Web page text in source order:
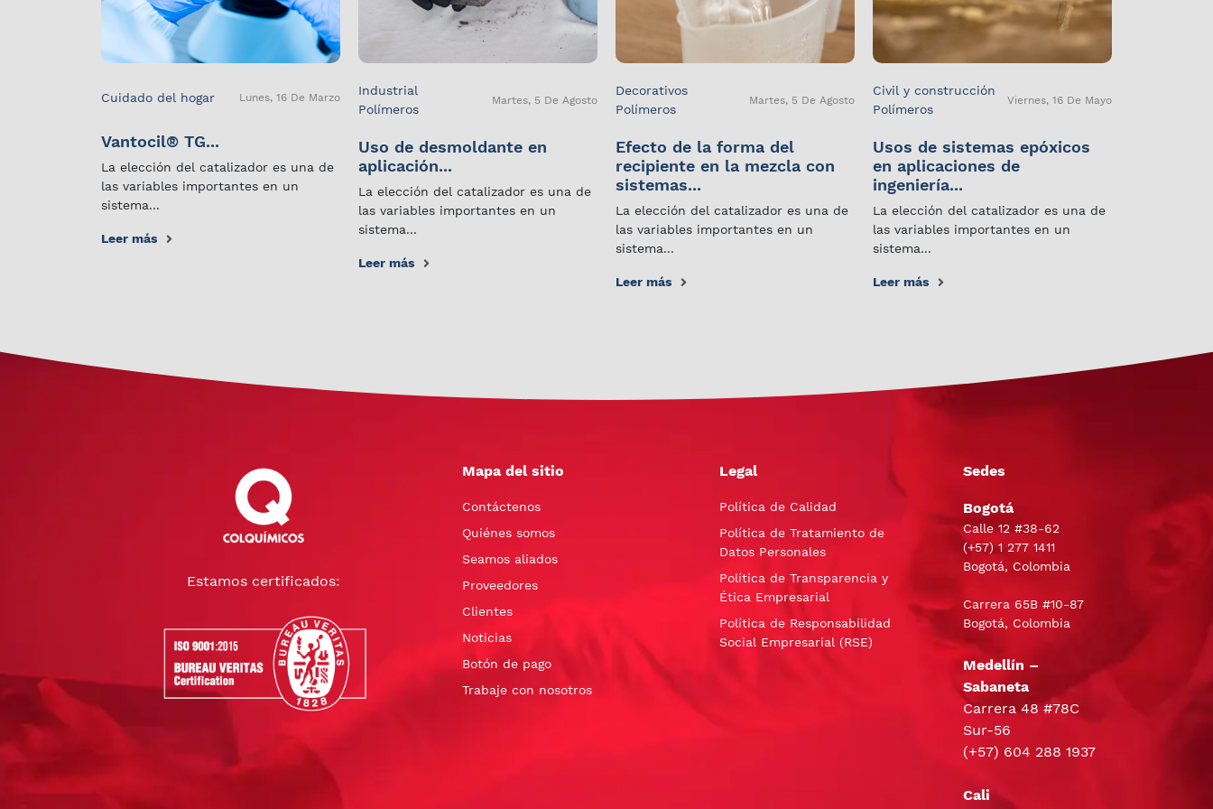
Cuidado del hogar Lunes, 16 De Marzo
Vantocil® TG...
La elección del catalizador es una de
las variables importantes en un
sistema...
Leer más
Industrial
Polímeros
Martes, 5 De Agosto
Uso de desmoldante en
aplicación...
La elección del catalizador es una de
las variables importantes en un
sistema...
Leer más
Decorativos
Polímeros
Martes, 5 De Agosto
Efecto de la forma del
recipiente en la mezcla con
sistemas...
La elección del catalizador es una de
las variables importantes en un
sistema...
Leer más
Civil y construcción
Polímeros
Viernes, 16 De Mayo
Usos de sistemas epóxicos
en aplicaciones de
ingeniería...
La elección del catalizador es una de
las variables importantes en un
sistema...
Leer más
Estamos certificados:
Mapa del sitio
Contáctenos
Quiénes somos
Seamos aliados
Proveedores
Clientes
Noticias
Botón de pago
Trabaje con nosotros
Legal
Política de Calidad
Política de Tratamiento de
Datos Personales
Política de Transparencia y
Ética Empresarial
Política de Responsabilidad
Social Empresarial (RSE)
Sedes
Bogotá
Calle 12 #38-62
(+57)1 277 1411
Bogotá, Colombia
Carrera 65B #10-87
Bogotá, Colombia
Medellín –
Sabaneta
Carrera 48 #78C
Sur-56
(+57) 604 288 1937
Cali